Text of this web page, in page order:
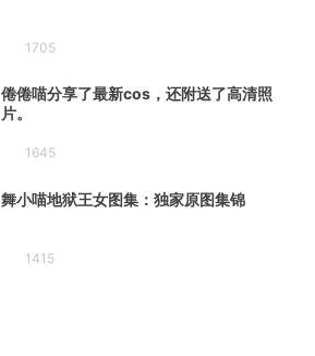
1705
倦倦喵分享了最新cos，还附送了高清照
片。
1645
舞小喵地狱王女图集：独家原图集锦
1415